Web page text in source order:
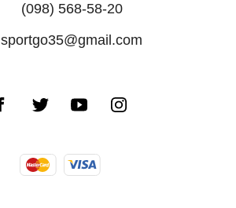
(098) 568-58-20
sportgo35@gmail.com